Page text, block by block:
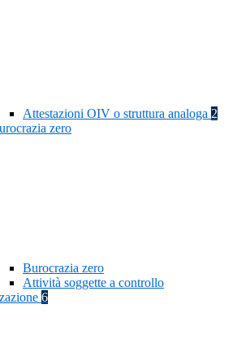
Attestazioni OIV o struttura analoga 2
zero
Burocrazia zero
Attività soggette a controllo
6